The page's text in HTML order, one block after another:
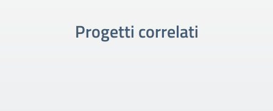
Progetti correlati